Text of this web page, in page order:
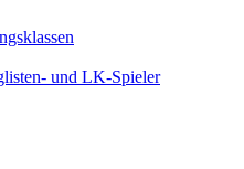
und LK-Spieler